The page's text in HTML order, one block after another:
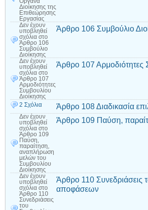
Διοίκησης της
Επιθεώρησης
Εργασίας
Δεν έχουν
υποβληθεί
σχόλια στο
Άρθρο 106
Συμβούλιο
Διοίκησης
Άρθρο 106 Συμβούλιο
Δεν έχουν
υποβληθεί
σχόλια στο
Άρθρο 107
Αρμοδιότητες
Συμβουλίου
Διοίκησης
Άρθρο 107 Αρμοδιότητες
2 Σχόλια Άρθρο 108 Διαδικασία
Δεν έχουν
υποβληθεί
σχόλια στο
Άρθρο 109
Παύση,
παραίτηση,
αναπλήρωση
μελών του
Συμβουλίου
Διοίκησης
Άρθρο 109 Παύση,
Δεν έχουν
υποβληθεί
σχόλια στο
Άρθρο 110
Συνεδριάσεις
του
Άρθρο 110 Συνεδριάσεις
αποφάσεων